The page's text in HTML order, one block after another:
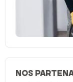
NOS